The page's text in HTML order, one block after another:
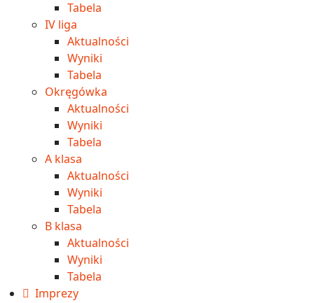
Tabela
IV liga
Aktualności
Wyniki
Tabela
Okręgówka
Aktualności
Wyniki
Tabela
A klasa
Aktualności
Wyniki
Tabela
B klasa
Aktualności
Wyniki
Tabela
Imprezy